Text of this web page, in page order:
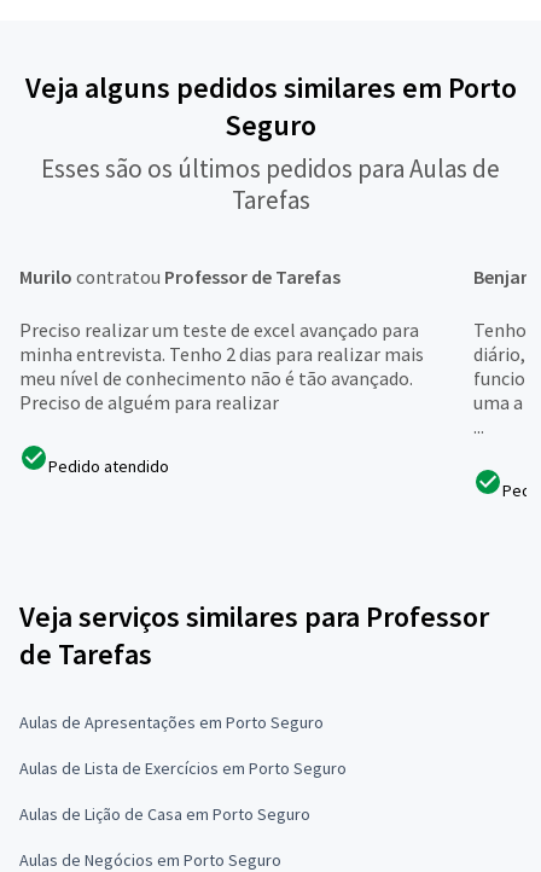
Veja alguns pedidos similares em Porto
Seguro
Esses são os últimos pedidos para Aulas de
Tarefas
Murilo contratou Professor de Tarefas
Preciso realizar um teste de excel avançado para
minha entrevista. Tenho 2 dias para realizar mais
meu nível de conhecimento não é tão avançado.
Preciso de alguém para realizar
Pedido atendido
Tenho
diário,
uma a
...
Veja serviços similares para Professor
de Tarefas
Aulas de Apresentações em Porto Seguro
Aulas de Lista de Exercícios em Porto Seguro
Aulas de Lição de Casa em Porto Seguro
Aulas de Negócios em Porto Seguro